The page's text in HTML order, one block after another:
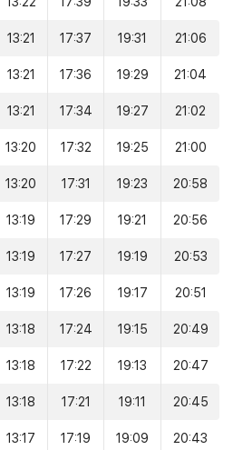
13:21 17:37 19:31 21:06
13:21 17:36 19:29 21:04
13:21 17:34 19:27 21:02
13:20 17:32 19:25 21:00
13:20 17:31 19:23 20:58
13:19 17:29 19:21 20:56
13:19 17:27 19:19 20:53
13:19 17:26 19:17 20:51
13:18 17:24 19:15 20:49
13:18 17:22 19:13 20:47
13:18 17:21 19:11 20:45
13:17 17:19 19:09 20:43